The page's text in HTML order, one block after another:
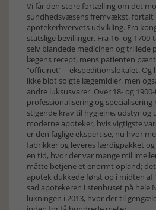
Vi får den store fortælling om det
sundhedsvæsens fremvækst, fortalt
apotekerhvervets udvikling. Fra
statslige bevillinger. Fra 16- og
selv blandede medicinen og trillede
lægens recept, mens patienten
”officinet” – ekspeditionslokalet.
ikke blot solgte lægemidler, men
andre luksusvarer. Over 18- og
professionalisering og
stigende krav til hygiejne, udstyr og
moderne apoteker, hvis vigtigste
er den faglige ekspertise, nu hvor
fabrikker og leveres færdigpakket
en tid, hvor der var mange mil
måtte betjene et enormt opland;
apotek dukkede først op i midten af
sad apotekeren i stenhuset på hele
lukningen i 2013, hvor der til